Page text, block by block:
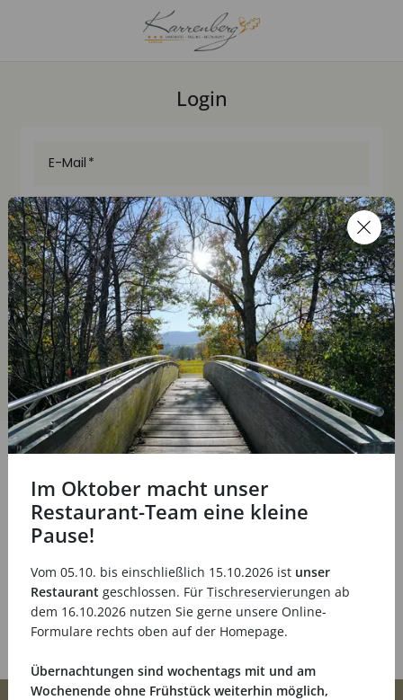
Login
E-Mail
Passwort
Login
Neues Kundenkonto erstellen
Passwort zurücksetzen
Im Oktober macht unser
Restaurant-Team eine kleine
Pause!
Vom 05.10. bis einschließlich 15.10.2026 ist unser
Restaurant geschlossen. Für Tischreservierungen ab
dem 16.10.2026 nutzen Sie gerne unsere Online-
Formulare rechts oben auf der Homepage.
Übernachtungen sind wochentags mit und am
Wochenende ohne Frühstück weiterhin möglich,